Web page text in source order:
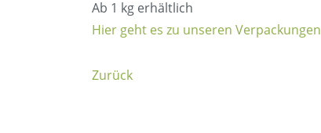
Ab 1 kg erhältlich
Hier geht es zu unseren Verpackungen
Zurück